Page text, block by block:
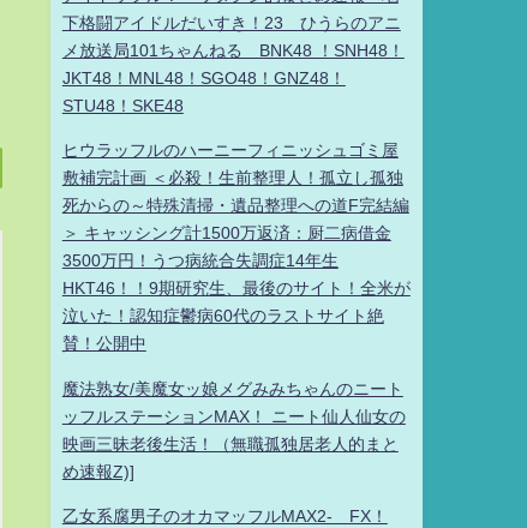
下格闘アイドルだいすき！23 ひうらのアニ
メ放送局101ちゃんねる BNK48 ！SNH48！
JKT48！MNL48！SGO48！GNZ48！
STU48！SKE48
ヒウラッフルのハーニーフィニッシュゴミ屋
敷補完計画 ＜必殺！生前整理人！孤立し孤独
死からの～特殊清掃・遺品整理への道F完結編
＞ キャッシング計1500万返済：厨二病借金
3500万円！うつ病統合失調症14年生
HKT46！！9期研究生、最後のサイト！全米が
泣いた！認知症鬱病60代のラストサイト絶
賛！公開中
魔法熟女/美魔女ッ娘メグみみちゃんのニート
ッフルステーションMAX！ ニート仙人仙女の
映画三昧老後生活！（無職孤独居老人的まと
め速報Z)]
乙女系腐男子のオカマッフルMAX2- FX！